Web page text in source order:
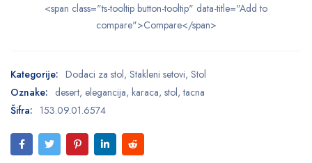
<span class="ts-tooltip button-tooltip" data-title="Add to
compare">Compare</span>
Kategorije: Dodaci za stol, Stakleni setovi, Stol
Oznake: desert, elegancija, karaca, stol,tacna
Šifra: 153.09.01.6574